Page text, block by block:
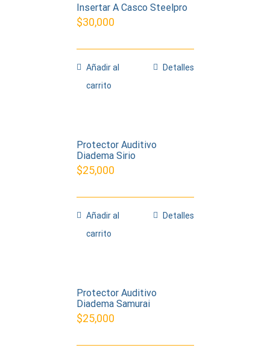
Insertar A Casco Steelpro
$30,000
Añadir al
carrito
Detalles
Protector Auditivo
Diadema Sirio
$25,000
Añadir al
carrito
Detalles
Protector Auditivo
Diadema Samurai
$25,000